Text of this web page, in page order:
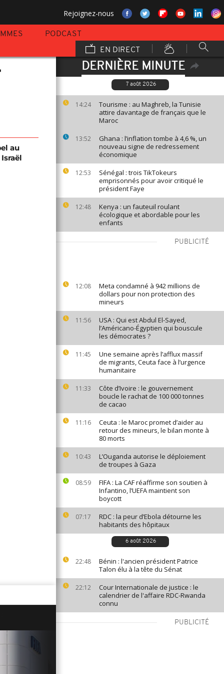
Rejoignez-nous
PODCAST
EN DIRECT
DERNIÈRE MINUTE
7 août 2026
14:24
Tourisme : au Maghreb, la Tunisie
attire davantage de français que le
Maroc
13:52
Ghana : l’inflation tombe à 4,6 %, un
nouveau signe de redressement
économique
12:53
Sénégal : trois TikTokeurs
emprisonnés pour avoir critiqué le
président Faye
12:48
Kenya : un fauteuil roulant
écologique et abordable pour les
enfants
PUBLICITÉ
12:08
Meta condamné à 942 millions de
dollars pour non protection des
mineurs
11:56
USA : Qui est Abdul El-Sayed,
l’Américano-Égyptien qui bouscule
les démocrates ?
11:45
Une semaine après l’afflux massif
de migrants, Ceuta face à l’urgence
humanitaire
11:33
Côte d’Ivoire : le gouvernement
boucle le rachat de 100 000 tonnes
de cacao
11:16
Ceuta : le Maroc promet d’aider au
retour des mineurs, le bilan monte à
80 morts
10:43
L’Ouganda autorise le déploiement
de troupes à Gaza
08:59
FIFA : La CAF réaffirme son soutien à
Infantino, l’UEFA maintient son
boycott
07:17
RDC : la peur d’Ebola détourne les
habitants des hôpitaux
6 août 2026
22:48
Bénin : l'ancien président Patrice
Talon élu à la tête du Sénat
22:12
Cour Internationale de justice : le
calendrier de l'affaire RDC-Rwanda
connu
PUBLICITÉ
au